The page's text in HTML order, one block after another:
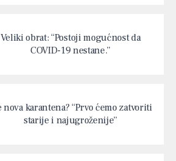
Veliki obrat: “Postoji mogućnost da
COVID-19 nestane.”
nova karantena? “Prvo ćemo zatvoriti
starije i najugroženije”